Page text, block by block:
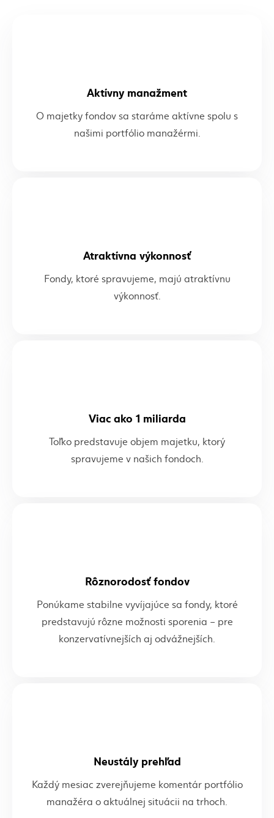
Aktívny manažment
O majetky fondov sa staráme aktívne spolu s
našimi portfólio manažérmi.
Atraktívna výkonnosť
Fondy, ktoré spravujeme, majú atraktívnu
výkonnosť.
Viac ako 1 miliarda
Toľko predstavuje objem majetku, ktorý
spravujeme v našich fondoch.
Rôznorodosť fondov
Ponúkame stabilne vyvíjajúce sa fondy, ktoré
predstavujú rôzne možnosti sporenia – pre
konzervatívnejších aj odvážnejších.
Neustály prehľad
Každý mesiac zverejňujeme komentár portfólio
manažéra o aktuálnej situácii na trhoch.